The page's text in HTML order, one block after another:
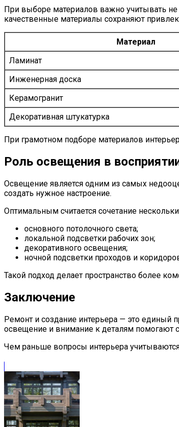
При выборе материалов важно учитывать
качественные материалы сохраняют
Материал
Ламинат
Инженерная доска
Керамогранит
Декоративная штукатурка
При грамотном подборе материалов
Роль освещения в
Освещение является одним из самых
создать нужное настроение.
Оптимальным считается сочетание
основного потолочного света;
локальной подсветки рабочих зон;
декоративного освещения;
ночной подсветки проходов и
Такой подход делает пространство более
Заключение
Ремонт и создание интерьера — это единый
освещение и внимание к деталям помогают
Чем раньше вопросы интерьера